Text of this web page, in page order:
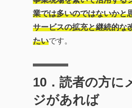
業では多いのではないかと
サービスの拡充と継続的な
たいです。
10．読者の方に
ジがあれば